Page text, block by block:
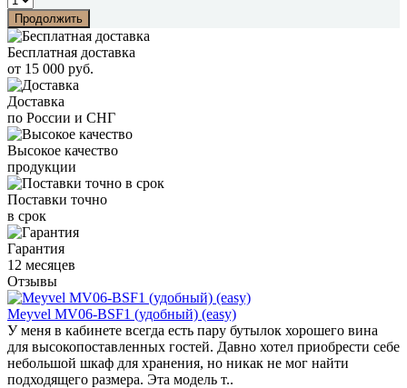
Продолжить
Бесплатная доставка
от 15 000 руб.
Доставка
по России и СНГ
Высокое качество
продукции
Поставки точно
в срок
Гарантия
12 месяцев
Отзывы
Meyvel MV06-BSF1 (удобный) (easy)
У меня в кабинете всегда есть пару бутылок хорошего вина
для высокопоставленных гостей. Давно хотел приобрести себе
небольшой шкаф для хранения, но никак не мог найти
подходящего размера. Эта модель т..